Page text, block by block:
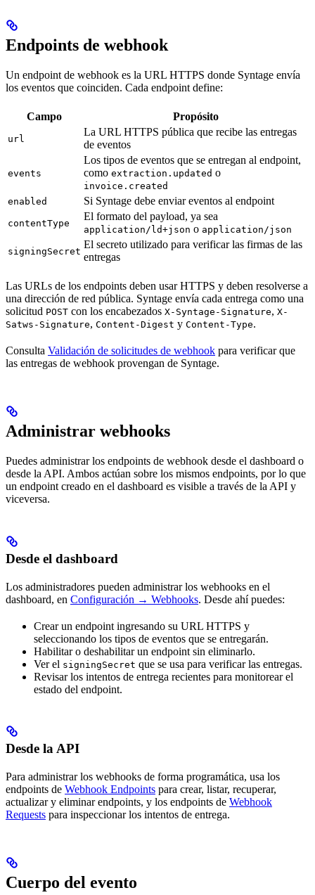
Endpoints de webhook
Un endpoint de webhook es la URL HTTPS donde Syntage envía
los eventos que coinciden. Cada endpoint define:
Campo Propósito
url
La URL HTTPS pública que recibe las entregas
de eventos
events
Los tipos de eventos que se entregan al endpoint,
como extraction.updated o
invoice.created
enabled
Si Syntage debe enviar eventos al endpoint
contentType
El formato del payload, ya sea
application/ld+json o application/json
signingSecret
El secreto utilizado para verificar las firmas de las
entregas
Las URLs de los endpoints deben usar HTTPS y deben resolverse a
una dirección de red pública. Syntage envía cada entrega como una
solicitud POST con los encabezados X-Syntage-Signature, X-
Satws-Signature, Content-Digest y Content-Type.
Consulta Validación de solicitudes de webhook para verificar que
las entregas de webhook provengan de Syntage.
Administrar webhooks
Puedes administrar los endpoints de webhook desde el dashboard o
desde la API. Ambos actúan sobre los mismos endpoints, por lo que
un endpoint creado en el dashboard es visible a través de la API y
viceversa.
Desde el dashboard
Los administradores pueden administrar los webhooks en el
dashboard, en Configuración → Webhooks. Desde ahí puedes:
Crear un endpoint ingresando su URL HTTPS y
seleccionando los tipos de eventos que se entregarán.
Habilitar o deshabilitar un endpoint sin eliminarlo.
Ver el signingSecret que se usa para verificar las entregas.
Revisar los intentos de entrega recientes para monitorear el
estado del endpoint.
Desde la API
Para administrar los webhooks de forma programática, usa los
endpoints de Webhook Endpoints para crear, listar, recuperar,
actualizar y eliminar endpoints, y los endpoints de Webhook
Requests para inspeccionar los intentos de entrega.
Cuerpo del evento